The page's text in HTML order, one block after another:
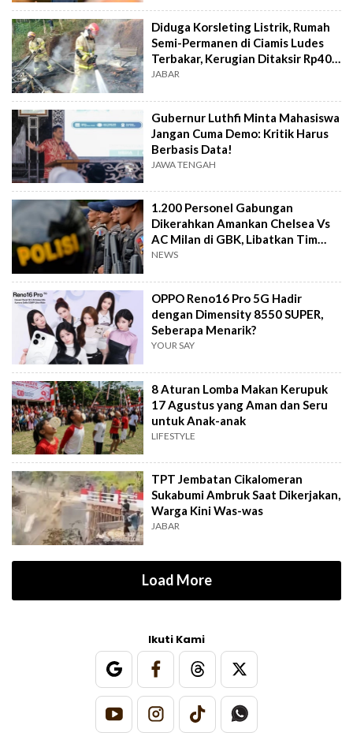
Diduga Korsleting Listrik, Rumah
Semi-Permanen di Ciamis Ludes
Terbakar, Kerugian Ditaksir Rp40
Juta
JABAR
Gubernur Luthfi Minta Mahasiswa
Jangan Cuma Demo: Kritik Harus
Berbasis Data!
JAWA TENGAH
1.200 Personel Gabungan
Dikerahkan Amankan Chelsea Vs
AC Milan di GBK, Libatkan Tim
Jibom hingga K-9
NEWS
OPPO Reno16 Pro 5G Hadir
dengan Dimensity 8550 SUPER,
Seberapa Menarik?
YOUR SAY
8 Aturan Lomba Makan Kerupuk
17 Agustus yang Aman dan Seru
untuk Anak-anak
LIFESTYLE
TPT Jembatan Cikalomeran
Sukabumi Ambruk Saat Dikerjakan,
Warga Kini Was-was
JABAR
Load More
Ikuti Kami